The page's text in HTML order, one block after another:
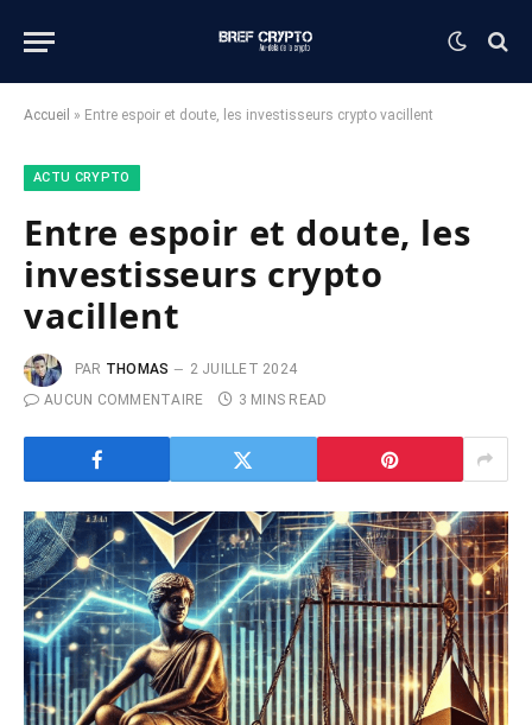
Accueil » Entre espoir et doute, les investisseurs crypto vacillent
ACTU CRYPTO
Entre espoir et doute, les
investisseurs crypto
vacillent
PAR THOMAS
2 JUILLET 2024
AUCUN COMMENTAIRE
3 MINS READ